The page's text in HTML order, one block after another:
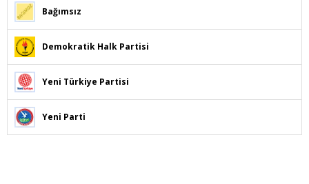
Bağımsız
Demokratik Halk Partisi
Yeni Türkiye Partisi
Yeni Parti